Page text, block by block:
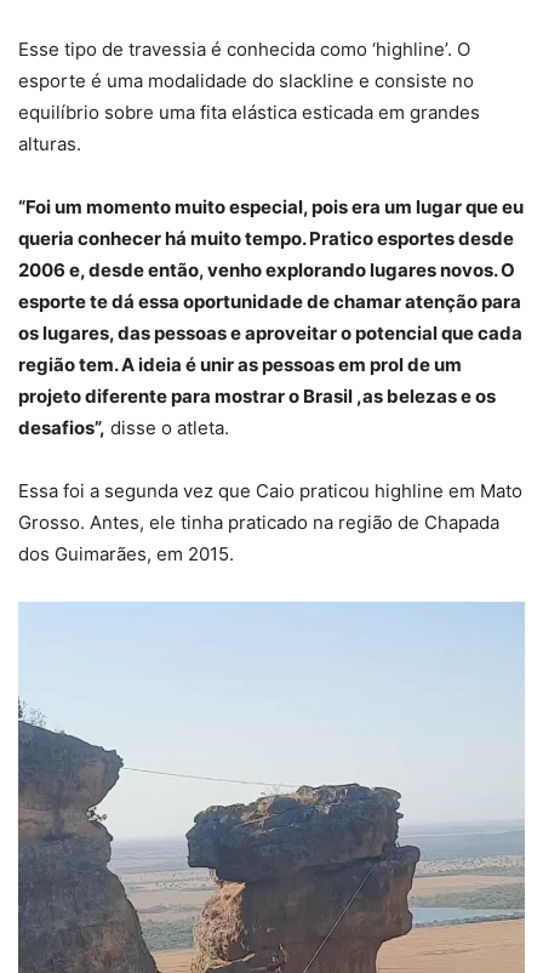
Esse tipo de travessia é conhecida como ‘highline’. O
esporte é uma modalidade do slackline e consiste no
equilíbrio sobre uma fita elástica esticada em grandes
alturas.
“Foi um momento muito especial, pois era um lugar que eu
queria conhecer há muito tempo. Pratico esportes desde
2006 e, desde então, venho explorando lugares novos. O
esporte te dá essa oportunidade de chamar atenção para
os lugares, das pessoas e aproveitar o potencial que cada
região tem. A ideia é unir as pessoas em prol de um
projeto diferente para mostrar o Brasil ,as belezas e os
desafios”, disse o atleta.
Essa foi a segunda vez que Caio praticou highline em Mato
Grosso. Antes, ele tinha praticado na região de Chapada
dos Guimarães, em 2015.